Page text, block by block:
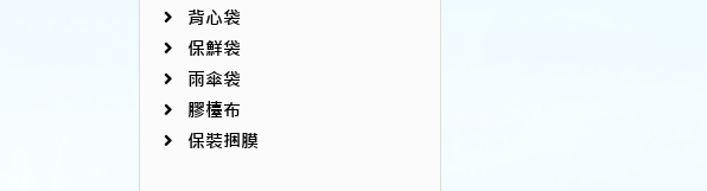
背心袋
保鮮袋
雨傘袋
膠檯布
保裝捆膜